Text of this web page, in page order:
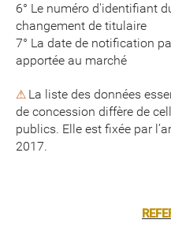
6° Le numéro d'identifiant
changement de titulaire
7° La date de notification
apportée au marché
⚠ La liste des données
de concession diffère de
publics. Elle est fixée par
2017.